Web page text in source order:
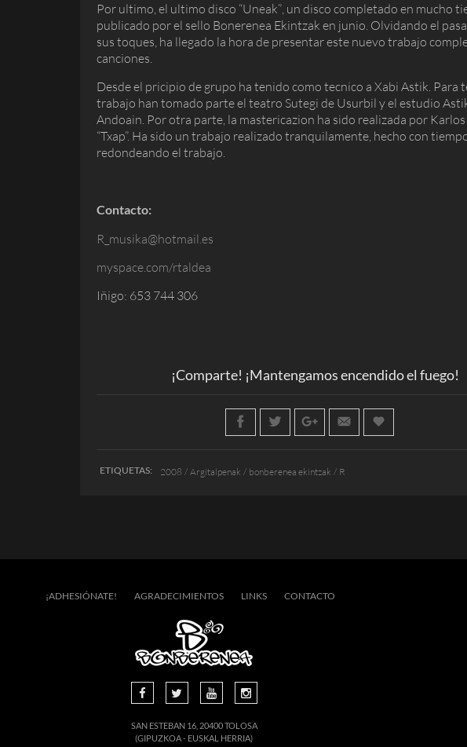
Por ultimo, el ultimo disco “Uneak”, un disco completado en mucho
publicado por el sello Bonerenea Ekintzak en junio. Olvidando el
sus toques, ha llegado la hora de presentar este nuevo trabajo
canciones.
Desde el pricipio de grupo ha tenido como tecnico a Xabi Astik. Para
trabajo han tomado parte el teatro Sutegi de Usurbil y el estudio
Andoain. Por otra parte, la mastericazion ha sido realizada por
“Txap”. Ha sido un trabajo realizado tranquilamente, hecho con
redondeando el trabajo.
Contacto:
R_musika@hotmail.es
myspace.com/rtaldea
Iñigo: 653 744 306
¡Comparte! ¡Mantengamos encendido el fuego!
ETIQUETAS: 2008 Argitalpenak bonberenea ekintzak R
¡ADHESIÓNATE! AGRADECIMIENTOS LINKS CONTACTO
SAN ESTEBAN 16, 20400 TOLOSA
(GIPUZKOA - EUSKAL HERRIA)